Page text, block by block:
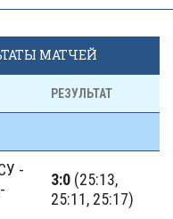
МАТЧЕЙ
РЕЗУЛЬТАТ
-
3:0 (25:13,
25:11, 25:17)